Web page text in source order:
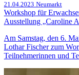
21.04.2023 Neumarkt
Workshop für
Ausstellung „Caroline
Am Samstag, den 6.
Lothar Fischer zum
Teilnehmerinnen und